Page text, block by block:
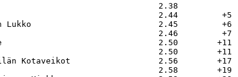
2.38
2.44         +5
Lukko                          2.45         +6
2.46         +7
2.50        +11
2.50        +11
Kotaveikot                  2.56        +17
2.58        +19